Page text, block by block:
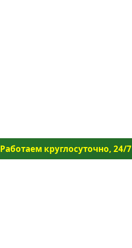
Работаем круглосуточно, 24/7